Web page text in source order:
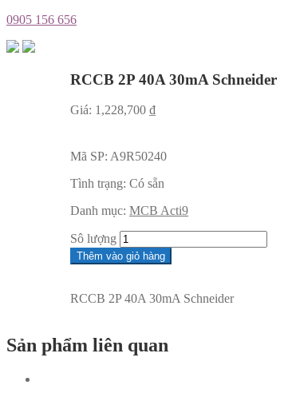
0905 156 656
RCCB 2P 40A 30mA Schneider
Giá: 1,228,700 ₫
Mã SP: A9R50240
Tình trạng: Có sẵn
Danh mục: MCB Acti9
Sô lượng
Thêm vào giỏ hàng
RCCB 2P 40A 30mA Schneider
Sản phẩm liên quan